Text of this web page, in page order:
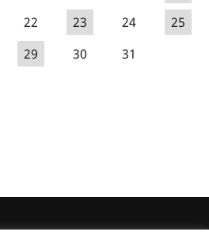
22 23 24
25
29 30
31